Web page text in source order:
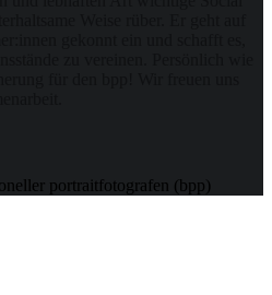
portraitfotografen (bpp)